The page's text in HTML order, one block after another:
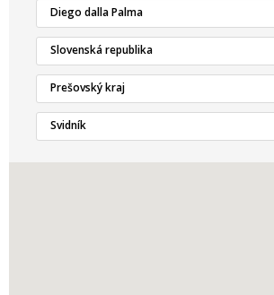
Diego dalla Palma
Slovenská republika
Prešovský kraj
Svidník